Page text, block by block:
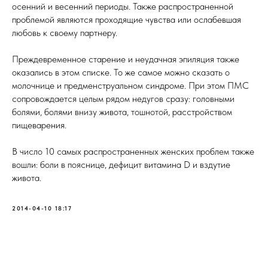
осенний и весенний периоды. Также распространенной
проблемой являются проходящие чувства или ослабевшая
любовь к своему партнеру.
Преждевременное старение и неудачная эпиляция также
оказались в этом списке. То же самое можно сказать о
молочнице и предменструальном синдроме. При этом ПМС
сопровождается целым рядом недугов сразу: головными
болями, болями внизу живота, тошнотой, расстройством
пищеварения.
В число 10 самых распространенных женских проблем также
вошли: боли в пояснице, дефицит витамина D и вздутие
живота.
2014-04-10 18:17